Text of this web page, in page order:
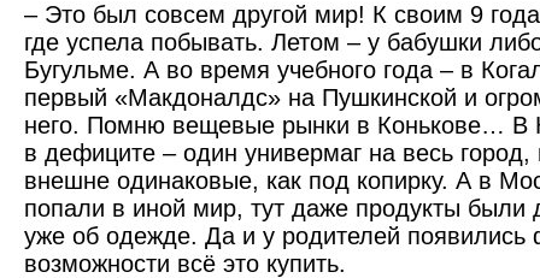
– Это был совсем другой мир! К своим 9
где успела побывать. Летом – у бабушки
Бугульме. А во время учебного года – в
первый «Макдоналдс» на Пушкинской и
него. Помню вещевые рынки в Конькове… В
в дефиците – один универмаг на весь город,
внешне одинаковые, как под копирку. А в
попали в иной мир, тут даже продукты были
уже об одежде. Да и у родителей появились
возможности всё это купить.